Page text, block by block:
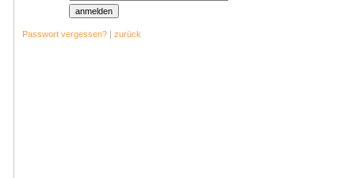
Passwort vergessen? | zurück